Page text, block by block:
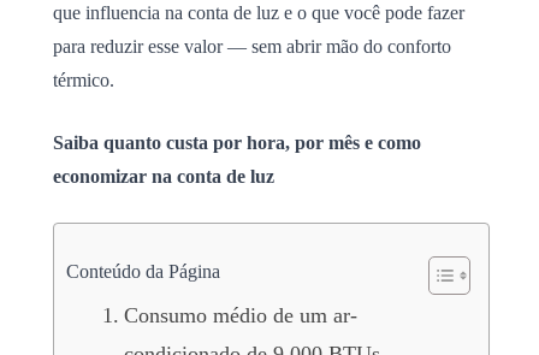
que influencia na conta de luz e o que você pode fazer
para reduzir esse valor — sem abrir mão do conforto
térmico.
Saiba quanto custa por hora, por mês e como
economizar na conta de luz
Conteúdo da Página
Consumo médio de um ar-